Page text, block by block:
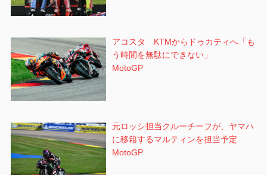
アコスタ KTMからドゥカティへ「も
う時間を無駄にできない」
MotoGP
元ロッシ担当クルーチーフが、ヤマハ
に移籍するマルティンを担当予定
MotoGP